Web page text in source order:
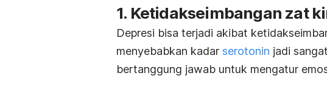
1. Ketidakseimbangan zat
Depresi bisa terjadi akibat
menyebabkan kadar serotonin jadi
bertanggung jawab untuk mengatur